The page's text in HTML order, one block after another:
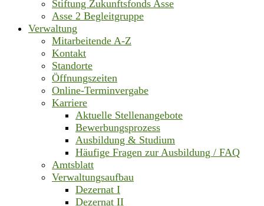
Stiftung Zukunftsfonds Asse
Asse 2 Begleitgruppe
Verwaltung
Mitarbeitende A-Z
Kontakt
Standorte
Öffnungszeiten
Online-Terminvergabe
Karriere
Aktuelle Stellenangebote
Bewerbungsprozess
Ausbildung & Studium
Häufige Fragen zur Ausbildung / FAQ
Amtsblatt
Verwaltungsaufbau
Dezernat I
Dezernat II